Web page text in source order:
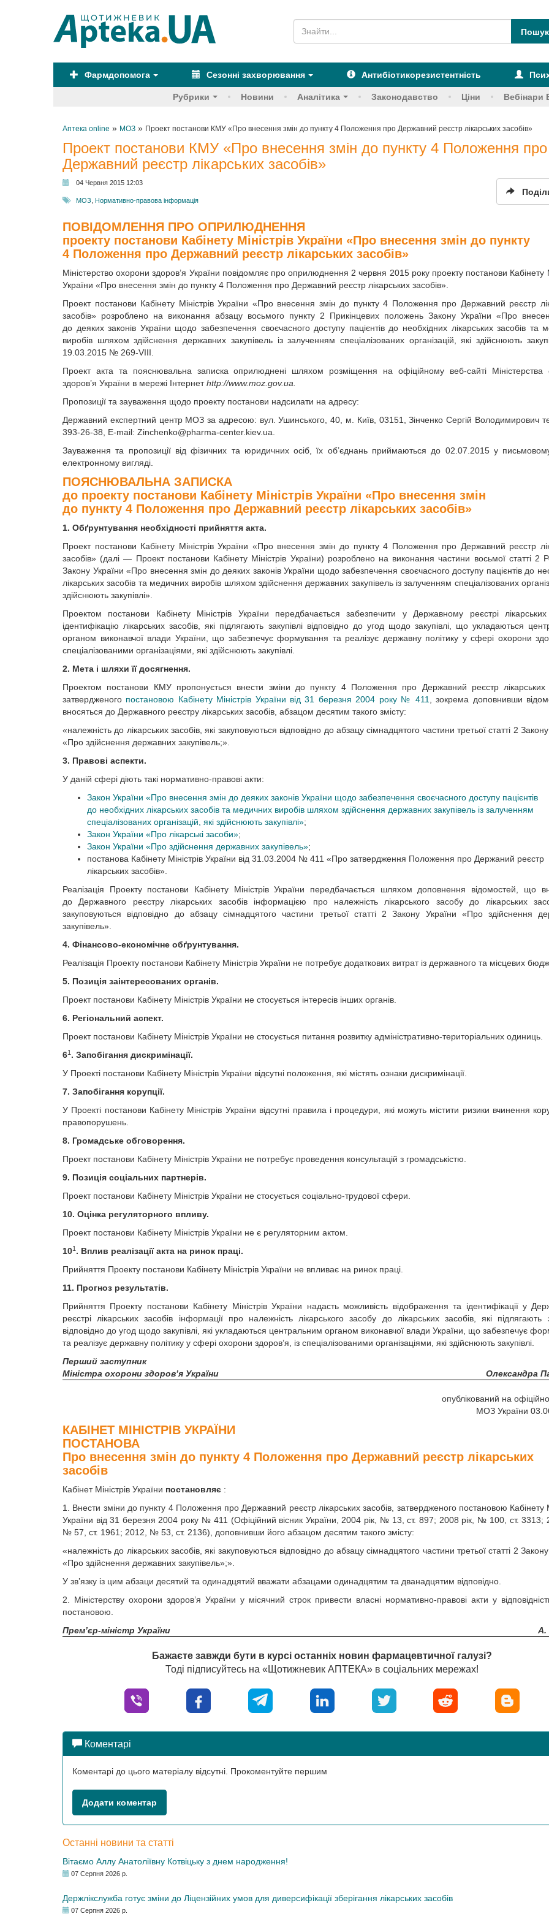
Фармдопомога Сезонні захворювання Антибіотикорезистентність
Рубрики Новини Аналітика Законодавство Ціни Вебінари
Аптека online » МОЗ » Проект постанови КМУ «Про внесення змін до пункту 4 Положення про Державний реєстр лікарських засобів»
Проект постанови КМУ «Про внесення змін до пункту 4 Положення про
Державний реєстр лікарських засобів»
04 Червня 2015 12:03
МОЗ Нормативно-правова інформація
ПОВІДОМЛЕННЯ ПРО ОПРИЛЮДНЕННЯ
проекту постанови Кабінету Міністрів України «Про внесення змін до пункту
4 Положення про Державний реєстр лікарських засобів»
Міністерство охорони здоров’я України повідомляє про оприлюднення 2 червня 2015 року проекту постанови Кабінету
України «Про внесення змін до пункту 4 Положення про Державний реєстр лікарських засобів».
Проект постанови Кабінету Міністрів України «Про внесення змін до пункту 4 Положення про Державний реєстр
засобів» розроблено на виконання абзацу восьмого пункту 2 Прикінцевих положень Закону України «Про
до деяких законів України щодо забезпечення своєчасного доступу пацієнтів до необхідних лікарських засобів та
виробів шляхом здійснення державних закупівель із залученням спеціалізованих організацій, які здійснюють
19.03.2015 № 269-VIII.
Проект акта та пояснювальна записка оприлюднені шляхом розміщення на офіційному веб-сайті Міністерства
здоров’я України в мережі Інтернетhttp://www.moz.gov.ua.
Пропозиції та зауваження щодо проекту постанови надсилати на адресу:
Державний експертний центр МОЗ за адресою: вул. Ушинського, 40, м. Київ, 03151, Зінченко Сергій Володимирович
393-26-38, E-mail: Zinchenko@pharma-center.kiev.ua
Зауваження та пропозиції від фізичних та юридичних осіб, їх об’єднань приймаються до 02.07.2015 у
електронному вигляді.
ПОЯСНЮВАЛЬНА ЗАПИСКА
до проекту постанови Кабінету Міністрів України «Про внесення змін
до пункту 4 Положення про Державний реєстр лікарських засобів»
1. Обґрунтування необхідності прийняття акта.
Проект постанови Кабінету Міністрів України «Про внесення змін до пункту 4 Положення про Державний реєстр
засобів» (далі — Проект постанови Кабінету Міністрів України) розроблено на виконання частини восьмої статті 2
Закону України «Про внесення змін до деяких законів України щодо забезпечення своєчасного доступу пацієнтів до
лікарських засобів та медичних виробів шляхом здійснення державних закупівель із залученням спеціалізованих
здійснюють закупівлі».
Проектом постанови Кабінету Міністрів України передбачається забезпечити у Державному реєстрі лікарських
ідентифікацію лікарських засобів, які підлягають закупівлі відповідно до угод щодо закупівлі, що укладаються
органом виконавчої влади України, що забезпечує формування та реалізує державну політику у сфері охорони
спеціалізованими організаціями, які здійснюють закупівлі.
2. Мета і шляхи її досягнення.
Проектом постанови КМУ пропонується внести зміни до пункту 4 Положення про Державний реєстр лікарських
затвердженого постановою Кабінету Міністрів України від 31 березня 2004 року № 411
, зокрема доповнивши
вносяться до Державного реєстру лікарських засобів, абзацом десятим такого змісту:
«належність до лікарських засобів, які закуповуються відповідно до абзацу сімнадцятого частини третьої статті 2
«Про здійснення державних закупівель;».
3. Правові аспекти.
У даній сфері діють такі нормативно-правові акти:
Закон України «Про внесення змін до деяких законів України щодо забезпечення своєчасного доступу пацієнтів
до необхідних лікарських засобів та медичних виробів шляхом здійснення державних закупівель із залученням
спеціалізованих організацій, які здійснюють закупівлі»;
Закон України «Про лікарські засоби»;
Закон України «Про здійснення державних закупівель»;
постанова Кабінету Міністрів України від 31.03.2004 № 411 «Про затвердження Положення про Держаний реєстр
лікарських засобів».
Реалізація Проекту постанови Кабінету Міністрів України передбачається шляхом доповнення відомостей, що
до Державного реєстру лікарських засобів інформацією про належність лікарського засобу до лікарських
закуповуються відповідно до абзацу сімнадцятого частини третьої статті 2 Закону України «Про здійснення
закупівель».
4. Фінансово-економічне обґрунтування.
Реалізація Проекту постанови Кабінету Міністрів України не потребує додаткових витрат із державного та місцевих
5. Позиція заінтересованих органів.
Проект постанови Кабінету Міністрів України не стосується інтересів інших органів.
6. Регіональний аспект.
Проект постанови Кабінету Міністрів України не стосується питання розвитку адміністративно-територіальних одиниць.
61 . Запобігання дискримінації.
У Проекті постанови Кабінету Міністрів України відсутні положення, які містять ознаки дискримінації.
7. Запобігання корупції.
У Проекті постанови Кабінету Міністрів України відсутні правила і процедури, які можуть містити ризики вчинення
правопорушень.
8. Громадське обговорення.
Проект постанови Кабінету Міністрів України не потребує проведення консультацій з громадськістю.
9. Позиція соціальних партнерів.
Проект постанови Кабінету Міністрів України не стосується соціально-трудової сфери.
10. Оцінка регуляторного впливу.
Проект постанови Кабінету Міністрів України не є регуляторним актом.
101 . Вплив реалізації акта на ринок праці.
Прийняття Проекту постанови Кабінету Міністрів України не впливає на ринок праці.
11. Прогноз результатів.
Прийняття Проекту постанови Кабінету Міністрів України надасть можливість відображення та ідентифікації у
реєстрі лікарських засобів інформації про належність лікарського засобу до лікарських засобів, які підлягають
відповідно до угод щодо закупівлі, які укладаються центральним органом виконавчої влади України, що забезпечує
та реалізує державну політику у сфері охорони здоров’я, із спеціалізованими організаціями, які здійснюють закупівлі.
Перший заступник
Міністра охорони здоров’я України
Олександра
опублікований на
МОЗ України
КАБІНЕТ МІНІСТРІВ УКРАЇНИ
ПОСТАНОВА
Про внесення змін до пункту 4 Положення про Державний реєстр лікарських
засобів
Кабінет Міністрів України постановляє :
1. Внести зміни до пункту 4 Положення про Державний реєстр лікарських засобів, затвердженого постановою Кабінету
України від 31 березня 2004 року № 411 (Офіційний вісник України, 2004 рік, № 13, ст. 897; 2008 рік, № 100, ст. 3313;
№ 57, ст. 1961; 2012, № 53, ст. 2136), доповнивши його абзацом десятим такого змісту:
«належність до лікарських засобів, які закуповуються відповідно до абзацу сімнадцятого частини третьої статті 2
«Про здійснення державних закупівель»;».
У зв’язку із цим абзаци десятий та одинадцятий вважати абзацами одинадцятим та дванадцятим відповідно.
2. Міністерству охорони здоров’я України у місячний строк привести власні нормативно-правові акти у
постановою.
Прем’єр-міністр України
А.
Бажаєте завжди бути в курсі останніх новин фармацевтичної галузі?
Тоді підписуйтесь на «Щотижневик АПТЕКА» в соціальних мережах!
Коментарі
Коментарі до цього матеріалу відсутні. Прокоментуйте першим
Додати коментар
Останні новини та статті
Вітаємо Аллу Анатоліївну Котвіцьку з днем народження!
07 Серпня 2026 р.
Держлікслужба готує зміни до Ліцензійних умов для диверсифікації зберігання лікарських засобів
07 Серпня 2026 р.